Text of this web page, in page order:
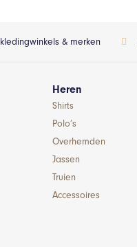
& merken
Heren
Shirts
Polo’s
Overhemden
Jassen
Truien
Accessoires